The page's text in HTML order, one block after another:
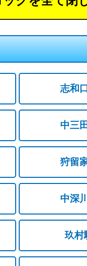
志和
中三
狩留
中深
玖村